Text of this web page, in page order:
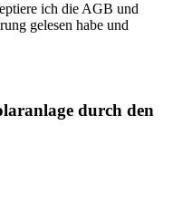
ich die AGB und
gelesen habe und
durch den